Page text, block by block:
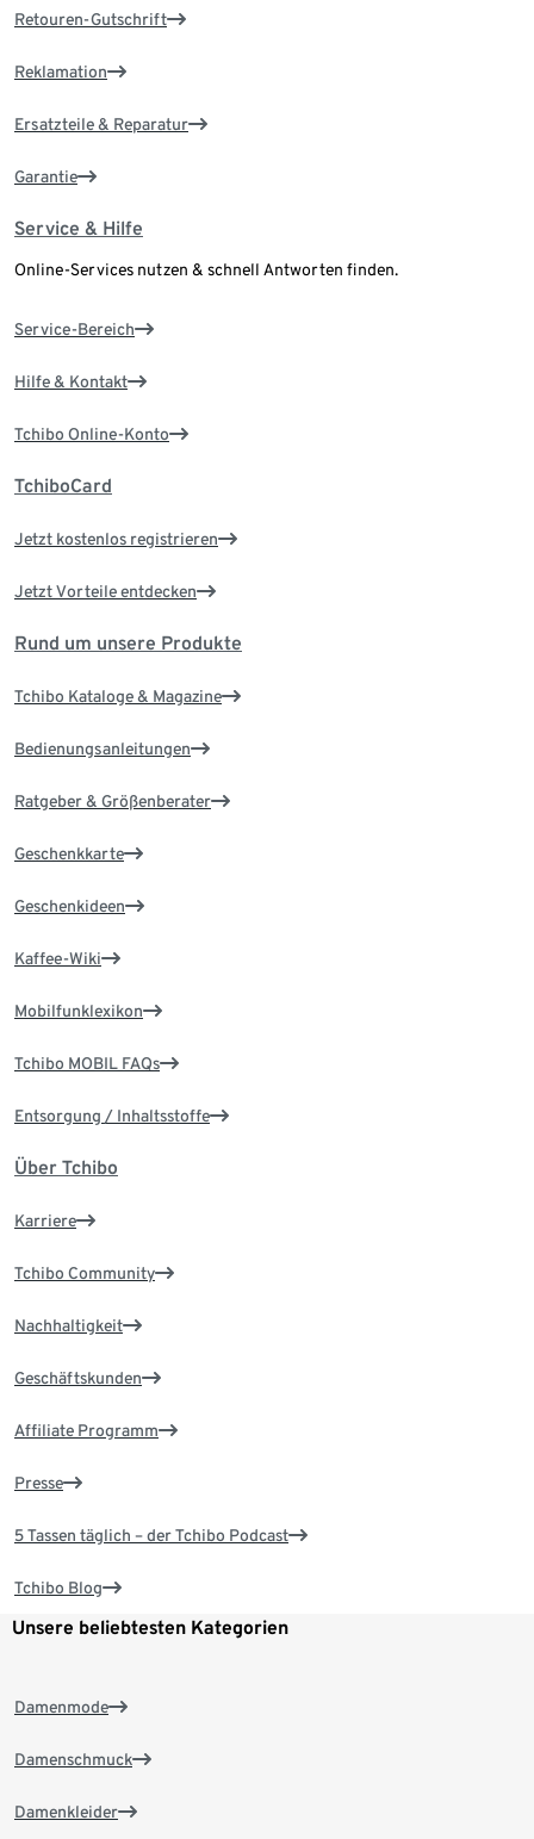
Retouren-Gutschrift
Reklamation
Ersatzteile & Reparatur
Garantie
Service & Hilfe
Online-Services nutzen & schnell Antworten finden.
Service-Bereich
Hilfe & Kontakt
Tchibo Online-Konto
TchiboCard
Jetzt kostenlos registrieren
Jetzt Vorteile entdecken
Rund um unsere Produkte
Tchibo Kataloge & Magazine
Bedienungsanleitungen
Ratgeber & Größenberater
Geschenkkarte
Geschenkideen
Kaffee-Wiki
Mobilfunklexikon
Tchibo MOBIL FAQs
Entsorgung / Inhaltsstoffe
Über Tchibo
Karriere
Tchibo Community
Nachhaltigkeit
Geschäftskunden
Affiliate Programm
Presse
5 Tassen täglich – der Tchibo Podcast
Tchibo Blog
Unsere beliebtesten Kategorien
Damenmode
Damenschmuck
Damenkleider